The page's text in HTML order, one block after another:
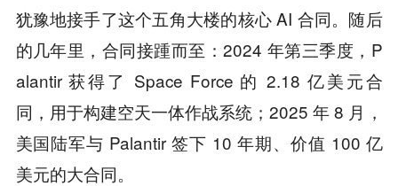
犹豫地接手了这个五角大楼的核心 AI 合同。随后
的几年里，合同接踵而至：2024 年第三季度，P
alantir 获得了 Space Force 的 2.18 亿美元合
同，用于构建空天一体作战系统；2025 年 8 月，
美国陆军与 Palantir 签下 10 年期、价值 100 亿
美元的大合同。